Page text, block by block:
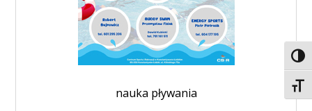
nauka pływania